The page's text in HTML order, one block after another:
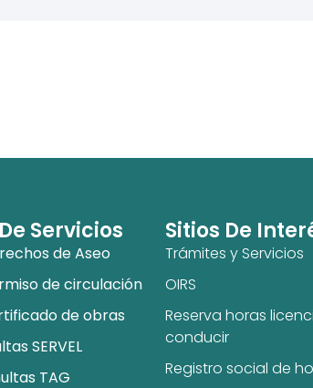
Servicios
de Aseo
de circulación
de obras
SERVEL
TAG
Sitios De
Trámites y Servicios
OIRS
Reserva horas
conducir
Registro social de